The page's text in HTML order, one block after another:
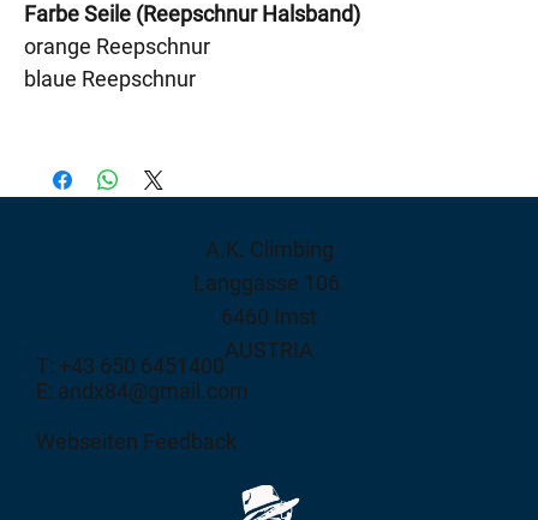
Farbe Seile (Reepschnur Halsband)
orange Reepschnur
blaue Reepschnur
A.K. Climbing
Langgasse 106
6460 Imst
AUSTRIA
T: +43 650 6451400
E: andx84@gmail.com
Webseiten Feedback